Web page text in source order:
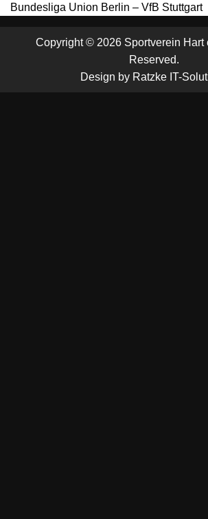
Bundesliga Union Berlin – VfB Stuttgart
Copyright © 2026 Sportverein Hart
Reserved.
Design by Ratzke IT-